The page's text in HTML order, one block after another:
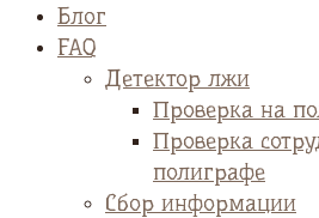
Блог
FAQ
Детектор лжи
Проверка на
Проверка
полиграфе
Сбор информации